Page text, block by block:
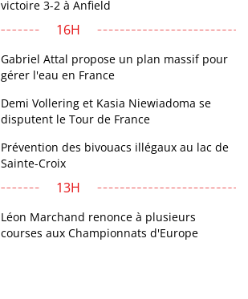
victoire 3-2 à Anfield
16H
Gabriel Attal propose un plan massif pour
gérer l'eau en France
Demi Vollering et Kasia Niewiadoma se
disputent le Tour de France
Prévention des bivouacs illégaux au lac de
Sainte-Croix
13H
Léon Marchand renonce à plusieurs
courses aux Championnats d'Europe